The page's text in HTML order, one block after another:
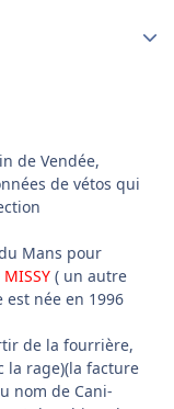
de Vendée,
de vétos qui
Mans pour
MISSY ( un autre
est née en 1996
de la fourrière,
la rage)(la facture
nom de Cani-